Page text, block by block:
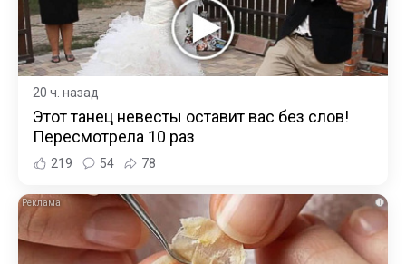
20 ч. назад
Этот танец невесты оставит вас без слов!
Пересмотрела 10 раз
219 54 78
i